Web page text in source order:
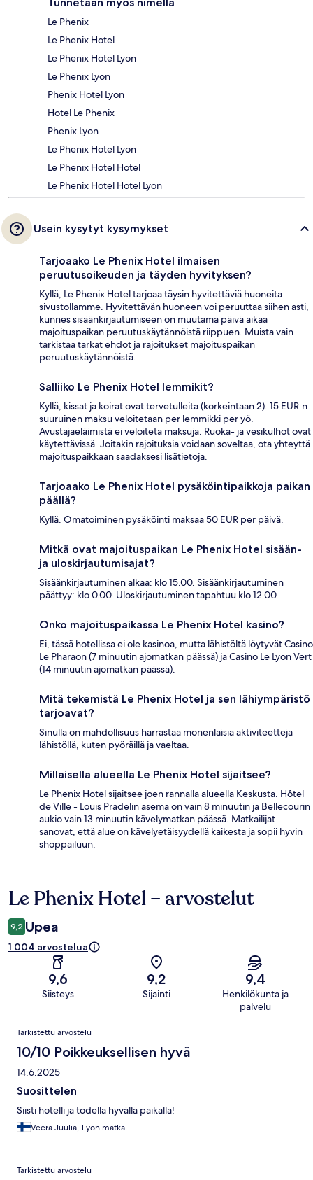
Le Phenix
Le Phenix Hotel
Le Phenix Hotel Lyon
Le Phenix Lyon
Phenix Hotel Lyon
Hotel Le Phenix
Phenix Lyon
Le Phenix Hotel Lyon
Le Phenix Hotel Hotel
Le Phenix Hotel Hotel Lyon
Usein kysytyt kysymykset
Tarjoaako Le Phenix Hotel ilmaisen
peruutusoikeuden ja täyden hyvityksen?
Kyllä, Le Phenix Hotel tarjoaa täysin hyvitettäviä huoneita
sivustollamme. Hyvitettävän huoneen voi peruuttaa siihen asti,
kunnes sisäänkirjautumiseen on muutama päivä aikaa
majoituspaikan peruutuskäytännöistä riippuen. Muista vain
tarkistaa tarkat ehdot ja rajoitukset majoituspaikan
peruutuskäytännöistä.
Salliiko Le Phenix Hotel lemmikit?
Kyllä, kissat ja koirat ovat tervetulleita (korkeintaan 2). 15 EUR:n
suuruinen maksu veloitetaan per lemmikki per yö.
Avustajaeläimistä ei veloiteta maksuja. Ruoka- ja vesikulhot ovat
käytettävissä. Joitakin rajoituksia voidaan soveltaa, ota yhteyttä
majoituspaikkaan saadaksesi lisätietoja.
Tarjoaako Le Phenix Hotel pysäköintipaikkoja paikan
päällä?
Kyllä. Omatoiminen pysäköinti maksaa 50 EUR per päivä.
Mitkä ovat majoituspaikan Le Phenix Hotel sisään-
ja uloskirjautumisajat?
Sisäänkirjautuminen alkaa: klo 15.00. Sisäänkirjautuminen
päättyy: klo 0.00. Uloskirjautuminen tapahtuu klo 12.00.
Onko majoituspaikassa Le Phenix Hotel kasino?
Ei, tässä hotellissa ei ole kasinoa, mutta lähistöltä löytyvät Casino
Le Pharaon (7 minuutin ajomatkan päässä) ja Casino Le Lyon Vert
(14 minuutin ajomatkan päässä).
Mitä tekemistä Le Phenix Hotel ja sen lähiympäristö
tarjoavat?
Sinulla on mahdollisuus harrastaa monenlaisia aktiviteetteja
lähistöllä, kuten pyöräillä ja vaeltaa.
Millaisella alueella Le Phenix Hotel sijaitsee?
Le Phenix Hotel sijaitsee joen rannalla alueella Keskusta. Hôtel
de Ville - Louis Pradelin asema on vain 8 minuutin ja Bellecourin
aukio vain 13 minuutin kävelymatkan päässä. Matkailijat
sanovat, että alue on kävelyetäisyydellä kaikesta ja sopii hyvin
shoppailuun.
Arvostelut
Le Phenix Hotel – arvostelut
9,2 Upea
1 004 arvostelua
9,6
Siisteys
9,2
Sijainti
9,4
Henkilökunta ja
palvelu
Arvostelut
Tarkistettu arvostelu
10/10 Poikkeuksellisen hyvä
14.6.2025
Suosittelen
Siisti hotelli ja todella hyvällä paikalla!
Veera Juulia, 1 yön matka
Tarkistettu arvostelu